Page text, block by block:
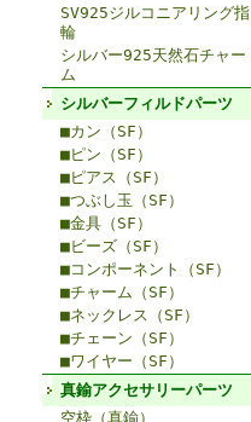
SV925ジルコニアリング指
輪
シルバー925天然石チャー
ム
シルバーフィルドパーツ
■カン（SF）
■ピン（SF）
■ピアス（SF）
■つぶし玉（SF）
■金具（SF）
■ビーズ（SF）
■コンポーネント（SF）
■チャーム（SF）
■ネックレス（SF）
■チェーン（SF）
■ワイヤー（SF）
真鍮アクセサリーパーツ
空枠（真鍮）